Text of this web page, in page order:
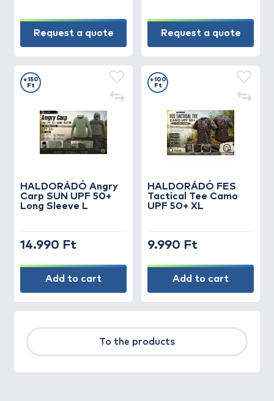
Request a quote Request a quote
HALDORÁDÓ Angry
Carp SUN UPF 50+
Long Sleeve L
+150
Ft
14.990 Ft
Add to cart
HALDORÁDÓ FES
Tactical Tee Camo
UPF 50+ XL
+100
Ft
9.990 Ft
Add to cart
To the products